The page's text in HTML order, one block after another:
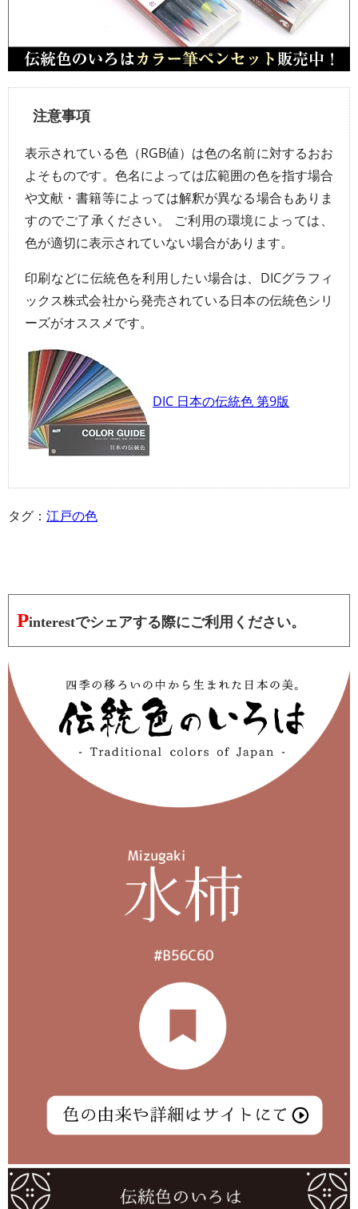
注意事項
表示されている色（RGB値）は色の名前に対するおお
よそものです。色名によっては広範囲の色を指す場合
や文献・書籍等によっては解釈が異なる場合もありま
すのでご了承ください。 ご利用の環境によっては、
色が適切に表示されていない場合があります。
印刷などに伝統色を利用したい場合は、DICグラフィ
ックス株式会社から発売されている日本の伝統色シリ
ーズがオススメです。
DIC 日本の伝統色 第9版
タグ： 江戸の色
Pinterestでシェアする際にご利用ください。